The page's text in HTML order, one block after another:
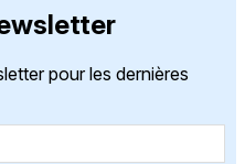
pour les dernières